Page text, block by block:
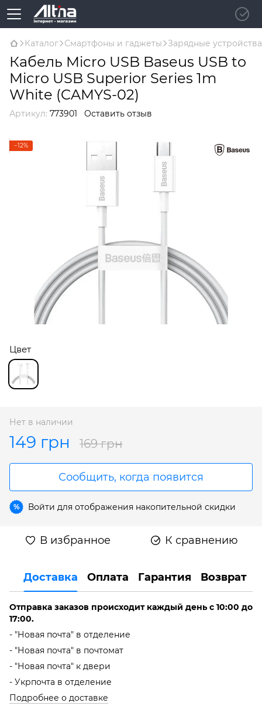
Каталог Смартфоны и гаджеты Зарядные
Кабель Micro USB Baseus USB to
Micro USB Superior Series 1m
White (CAMYS-02)
Артикул: 773901 Оставить отзыв
−12%
Цвет
Нет в наличии
149 грн 169 грн
Сообщить, когда появится
% Войти для отображения накопительной скидки
В избранное К сравнению
Доставка Оплата Гарантия Возврат
Отправка заказов происходит каждый день с 10:00 до
17:00.
- "Новая почта" в отделение
- "Новая почта" в почтомат
- "Новая почта" к двери
- Укрпочта в отделение
Подробнее о доставке